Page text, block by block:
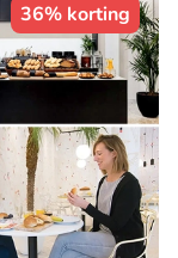
36% korting